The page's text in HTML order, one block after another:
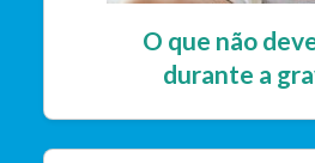
O que não
durante a